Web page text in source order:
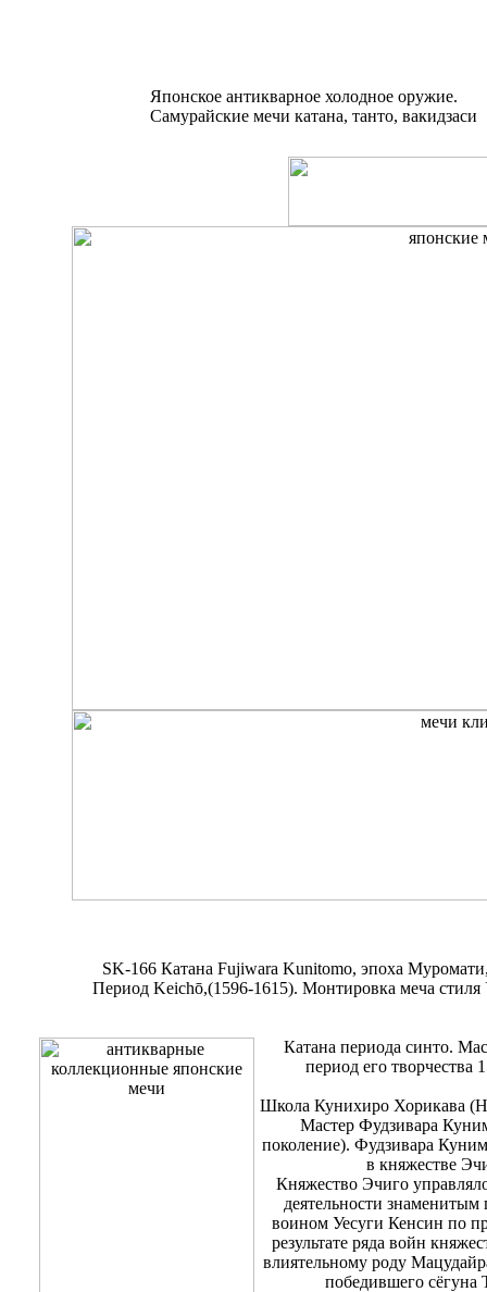
Японское антикварное холодное оружие.
Самурайские мечи катана, танто, вакидзаси
SK-166 Катана Fujiwara Kunitomo, эпоха
Период Keichō,(1596-1615). Монтировка меча стиля
Катана периода синто.
период его творчества
Школа Кунихиро Хорикава
Мастер Фудзивара
поколение). Фудзивара
в княжестве
Княжество Эчиго
деятельности знаменитым
воином Уесуги Кенсин по
результате ряда войн
влиятельному роду
победившего сёгуна